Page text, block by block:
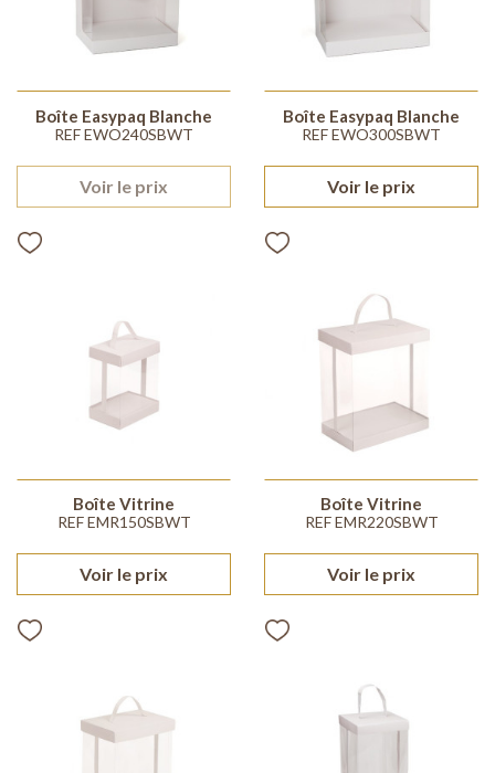
Boîte Easypaq Blanche
REF EWO240SBWT
Voir le prix
Boîte Easypaq Blanche
REF EWO300SBWT
Voir le prix
Boîte Vitrine
REF EMR150SBWT
Voir le prix
Boîte Vitrine
REF EMR220SBWT
Voir le prix